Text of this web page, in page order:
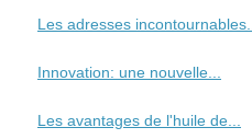
Les adresses incontournables...
Innovation: une nouvelle...
Les avantages de l'huile de...